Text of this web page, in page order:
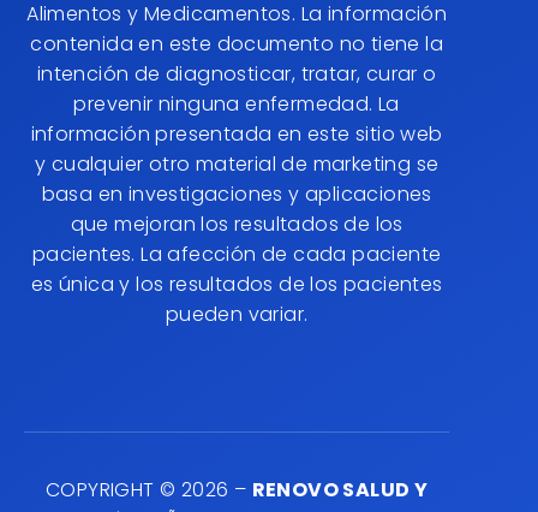
Alimentos y Medicamentos. La información
contenida en este documento no tiene la
intención de diagnosticar, tratar, curar o
prevenir ninguna enfermedad. La
información presentada en este sitio web
y cualquier otro material de marketing se
basa en investigaciones y aplicaciones
que mejoran los resultados de los
pacientes. La afección de cada paciente
es única y los resultados de los pacientes
pueden variar.
COPYRIGHT © 2026 – RENOVO SALUD Y